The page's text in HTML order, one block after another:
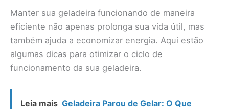
Manter sua geladeira funcionando de maneira
eficiente não apenas prolonga sua vida útil, mas
também ajuda a economizar energia. Aqui estão
algumas dicas para otimizar o ciclo de
funcionamento da sua geladeira.
Leia mais Geladeira Parou de Gelar: O Que